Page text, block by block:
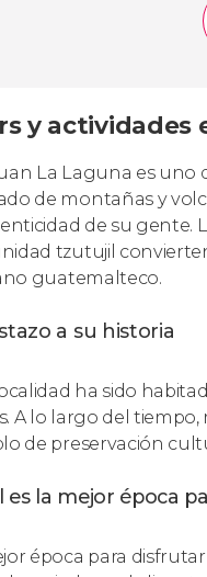
y actividades
La Laguna es uno
de montañas y
de su gente.
tzutujil
guatemalteco.
a su historia
ha sido
A lo largo del
de preservación
es la mejor época
época para